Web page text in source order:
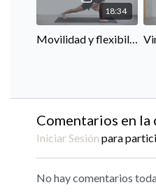
18:34
Movilidad y flexibilidad para deportistas
Comentarios en la
Iniciar Sesión para
No hay comentarios